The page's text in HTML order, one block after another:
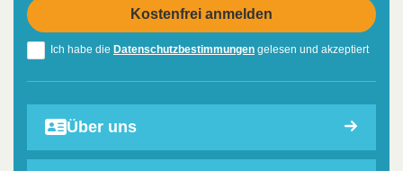
Ich habe die Datenschutzbestimmungen gelesen und akzeptiert
Über uns